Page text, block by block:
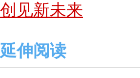
创见新未来
延伸阅读